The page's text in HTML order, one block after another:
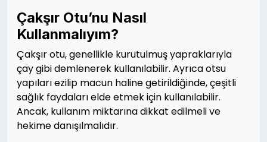
Çakşır Otu’nu Nasıl
Kullanmalıyım?
Çakşır otu, genellikle kurutulmuş yapraklarıyla
çay gibi demlenerek kullanılabilir. Ayrıca otsu
yapıları ezilip macun haline getirildiğinde, çeşitli
sağlık faydaları elde etmek için kullanılabilir.
Ancak, kullanım miktarına dikkat edilmeli ve
hekime danışılmalıdır.